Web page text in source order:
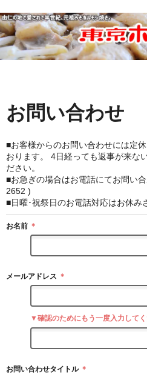
お問い合わせ
■お客様からのお問い合わせには定
おります。 4日経っても返事が来な
ださい。
■お急ぎの場合はお電話にてお問い
2652 )
■日曜･祝祭日のお電話対応はお休み
お名前 ＊
メールアドレス ＊
▼確認のためにもう一度入力してく
お問い合わせタイトル ＊